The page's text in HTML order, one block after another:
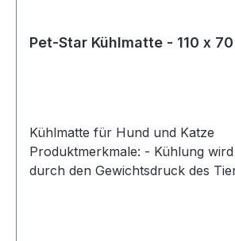
Pet-Star Kühlmatte - 110 x
Kühlmatte für Hund und Katze
Produktmerkmale: - Kühlung
durch den Gewichtsdruck des